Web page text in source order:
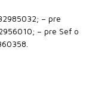
– pre
– pre Sef o